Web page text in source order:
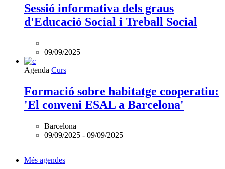
informativa
dels
graus
Social
Treball
Social
online
Sessió informativa dels graus
d'Educació Social i Treball Social
09/09/2025
Agenda Curs
Formació sobre habitatge cooperatiu:
'El conveni ESAL a Barcelona'
Barcelona
09/09/2025 - 09/09/2025
Més agendes